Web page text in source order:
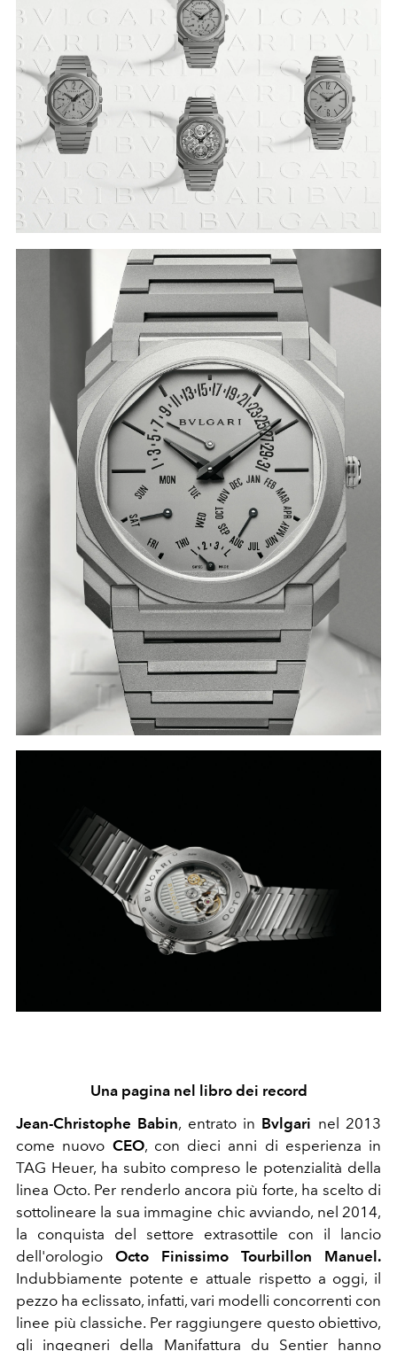
Una pagina nel libro dei record
Jean-Christophe Babin, entrato in Bvlgari nel 2013
come nuovo CEO, con dieci anni di esperienza in
TAG Heuer, ha subito compreso le potenzialità della
linea Octo. Per renderlo ancora più forte, ha scelto di
sottolineare la sua immagine chic avviando, nel 2014,
la conquista del settore extrasottile con il lancio
dell'orologio Octo Finissimo Tourbillon Manuel.
Indubbiamente potente e attuale rispetto a oggi, il
pezzo ha eclissato, infatti, vari modelli concorrenti con
linee più classiche. Per raggiungere questo obiettivo,
gli ingegneri della Manifattura du Sentier hanno